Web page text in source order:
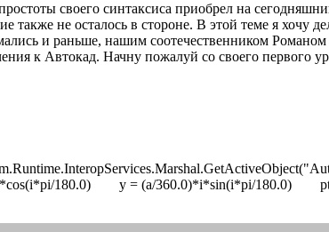
своего синтаксиса приобрел на
не осталось в стороне. В этой теме я хочу
и раньше, нашим соотечественником
к Автокад. Начну пожалуй со своего первого
180.0) y = (a/360.0)*i*sin(i*pi/